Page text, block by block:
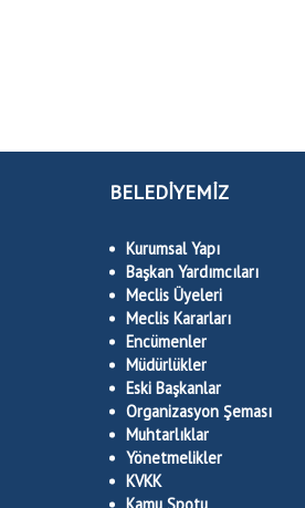
BELEDİYEMİZ
Kurumsal Yapı
Başkan Yardımcıları
Meclis Üyeleri
Meclis Kararları
Encümenler
Müdürlükler
Eski Başkanlar
Organizasyon Şeması
Muhtarlıklar
Yönetmelikler
KVKK